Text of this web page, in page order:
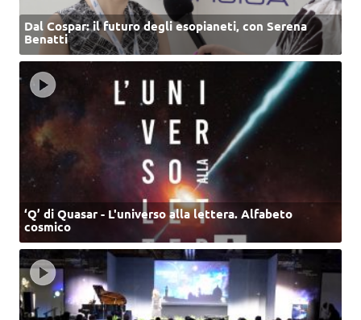
Dal Cospar: il futuro degli esopianeti, con Serena
Benatti
‘Q’ di Quasar - L'universo alla lettera. Alfabeto
cosmico